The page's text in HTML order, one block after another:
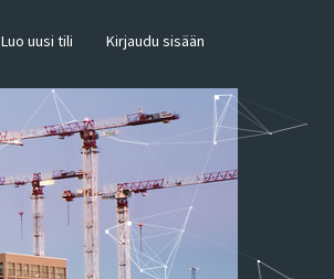
Luo uusi tili Kirjaudu sisään